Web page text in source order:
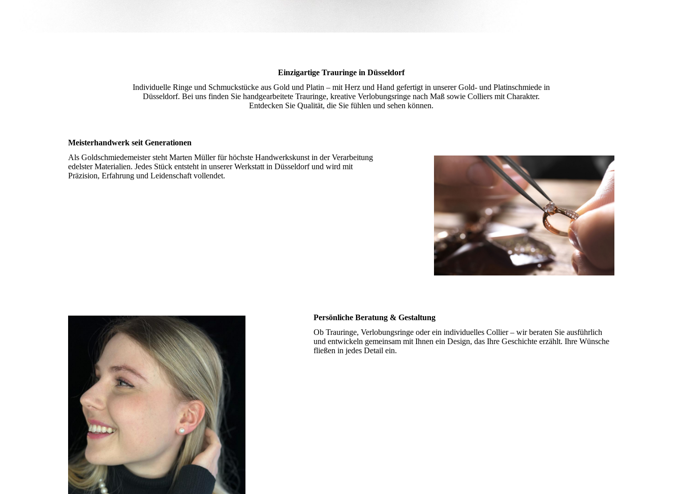
Einzigartige Trauringe in Düsseldorf
Individuelle Ringe und Schmuckstücke aus Gold und Platin – mit Herz und Hand gefertigt in unserer Gold- und Platinschmiede in
Düsseldorf. Bei uns finden Sie handgearbeitete Trauringe, kreative Verlobungsringe nach Maß sowie Colliers mit Charakter.
Entdecken Sie Qualität, die Sie fühlen und sehen können.
Meisterhandwerk seit Generationen
Als Goldschmiedemeister steht Marten Müller für höchste Handwerkskunst in der Verarbeitung
edelster Materialien. Jedes Stück entsteht in unserer Werkstatt in Düsseldorf und wird mit
Präzision, Erfahrung und Leidenschaft vollendet.
Persönliche Beratung & Gestaltung
Ob Trauringe, Verlobungsringe oder ein individuelles Collier – wir beraten Sie ausführlich
und entwickeln gemeinsam mit Ihnen ein Design, das Ihre Geschichte erzählt. Ihre Wünsche
fließen in jedes Detail ein.